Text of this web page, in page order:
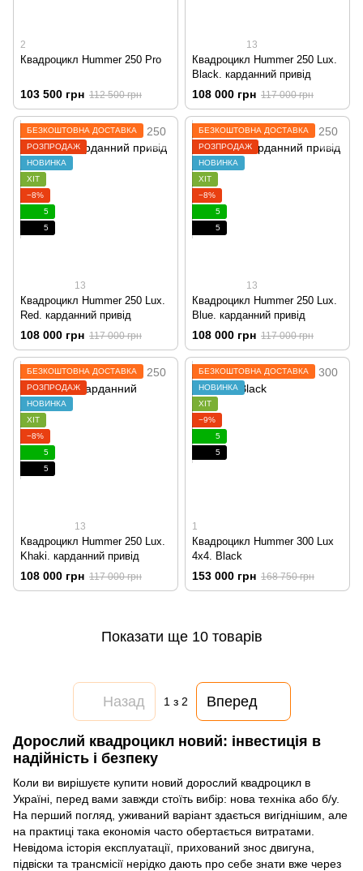
2
Квадроцикл Hummer 250 Pro
103 500 грн 112 500 грн
13
Квадроцикл Hummer 250 Lux.
Black. карданний привід
108 000 грн 117 000 грн
БЕЗКОШТОВНА ДОСТАВКА
РОЗПРОДАЖ
НОВИНКА
ХІТ
−8%
5
5
13
Квадроцикл Hummer 250 Lux.
Red. карданний привід
108 000 грн 117 000 грн
БЕЗКОШТОВНА ДОСТАВКА
РОЗПРОДАЖ
НОВИНКА
ХІТ
−8%
5
5
13
Квадроцикл Hummer 250 Lux.
Blue. карданний привід
108 000 грн 117 000 грн
БЕЗКОШТОВНА ДОСТАВКА
РОЗПРОДАЖ
НОВИНКА
ХІТ
−8%
5
5
13
Квадроцикл Hummer 250 Lux.
Khaki. карданний привід
108 000 грн 117 000 грн
БЕЗКОШТОВНА ДОСТАВКА
НОВИНКА
ХІТ
−9%
5
5
1
Квадроцикл Hummer 300 Lux
4x4. Black
153 000 грн 168 750 грн
Показати ще 10 товарів
Назад 1з 2 Вперед
Дорослий квадроцикл новий: інвестиція в
надійність і безпеку
Коли ви вирішуєте купити новий дорослий квадроцикл в
Україні, перед вами завжди стоїть вибір: нова техніка або б/у.
На перший погляд, уживаний варіант здається вигіднішим, але
на практиці така економія часто обертається витратами.
Невідома історія експлуатації, прихований знос двигуна,
підвіски та трансмісії нерідко дають про себе знати вже через